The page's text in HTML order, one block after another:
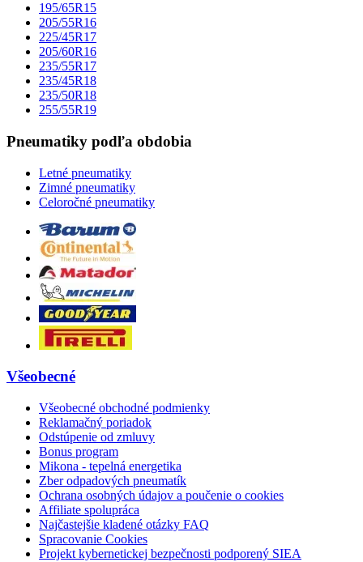
195/65R15
205/55R16
225/45R17
205/60R16
235/55R17
235/45R18
235/50R18
255/55R19
Pneumatiky podľa obdobia
Letné pneumatiky
Zimné pneumatiky
Celoročné pneumatiky
Všeobecné
Všeobecné obchodné podmienky
Reklamačný poriadok
Odstúpenie od zmluvy
Bonus program
Mikona - tepelná energetika
Zber odpadových pneumatík
Ochrana osobných údajov a poučenie o cookies
Affiliate spolupráca
Najčastejšie kladené otázky FAQ
Spracovanie Cookies
Projekt kybernetickej bezpečnosti podporený SIEA